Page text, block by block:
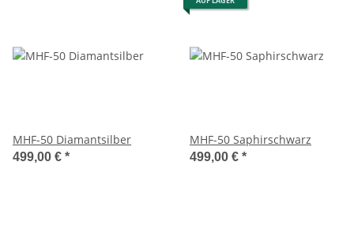
MHF-50 Diamantsilber
499,00 € *
MHF-50 Saphirschwarz
499,00 € *